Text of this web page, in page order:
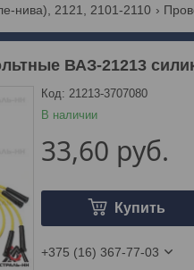
нива), 2121, 2101-2110
ВАЗ-21213
В наличии
Код: 21213-3707080
33,60 руб.
Купить
+375 (16) 367-77-03